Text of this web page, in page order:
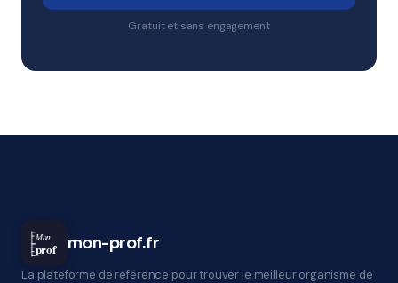
Gratuit et sans engagement
Mon
prof mon-prof.fr
La plateforme de référence pour trouver le meilleur organisme de